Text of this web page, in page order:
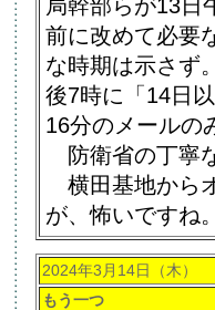
局幹部らが13日
前に改めて必要
な時期は示さず
後7時に「14日
16分のメールの
防衛省の丁寧
横田基地から
が、怖いですね
2024年3月14日（木）
もう一つ